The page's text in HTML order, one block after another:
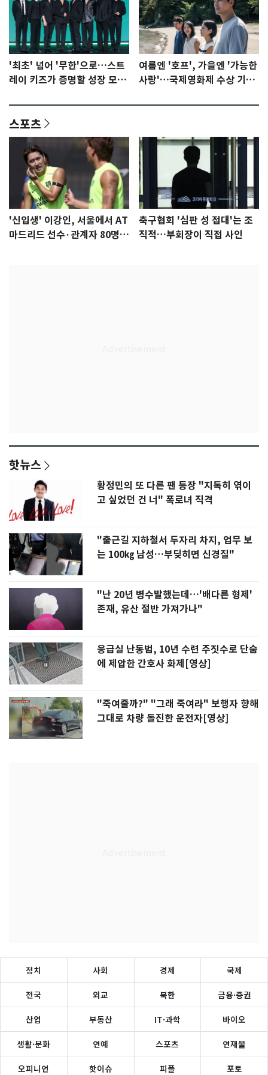
'최초' 넘어 '무한'으로…스트
레이 키즈가 증명할 성장 모멘
여름엔 '호프', 가을엔 '가능한
사랑'…국제영화제 수상 기대
스포츠
'신입생' 이강인, 서울에서 AT
마드리드 선수·관계자 80명
축구협회 '심판 성 접대'는 조
직적…부회장이 직접 사인
핫뉴스
황정민의 또 다른 팬 등장 "지독히 엮이
고 싶었던 건 너" 폭로녀 직격
"출근길 지하철서 두자리 차지, 업무 보
는 100㎏ 남성…부딪히면 신경질"
"난 20년 병수발했는데…'배다른 형제'
존재, 유산 절반 가져가나"
응급실 난동범, 10년 수련 주짓수로 단숨
에 제압한 간호사 화제[영상]
"죽여줄까?" "그래 죽여라" 보행자 향해
그대로 차량 돌진한 운전자[영상]
정치 사회 경제 국제
전국 외교 북한 금융·증권
산업 부동산 IT·과학 바이오
생활·문화 연예 스포츠 연재물
오피니언 핫이슈 피플 포토